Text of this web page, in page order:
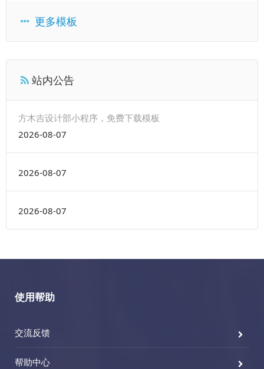
更多模板
站内公告
方木吉设计部小程序，免费下载模板
2026-08-07
2026-08-07
2026-08-07
使用帮助
交流反馈
帮助中心